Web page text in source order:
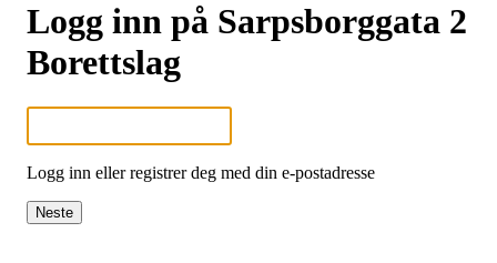
Logg inn på Sarpsborggata 2
Borettslag
Logg inn eller registrer deg med din e-postadresse
Neste